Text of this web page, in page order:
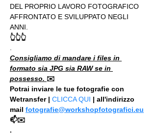
DEL PROPRIO LAVORO FOTOGRAFICO
AFFRONTATO E SVILUPPATO NEGLI
ANNI.
👆👆👆
Consigliamo di mandare i files in
formato sia JPG sia RAW se in
possesso. ✉️
Potrai inviare le tue fotografie con
Wetransfer | CLICCA QUI | all'indirizzo
mail fotografie@workshopfotografici.eu
📫✉️
.